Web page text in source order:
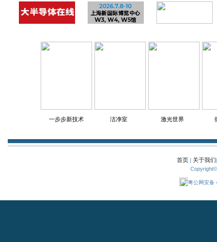
一步步新技术 洁净室 激光世界
首页 | 关于我们|
粤公网安备